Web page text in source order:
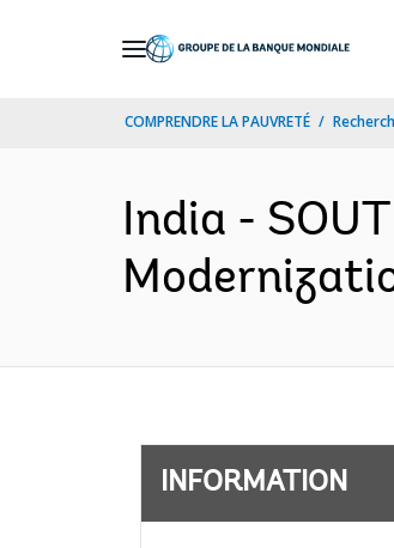
COMPRENDRE LA PAUVRETÉ
India -
INFORMATION